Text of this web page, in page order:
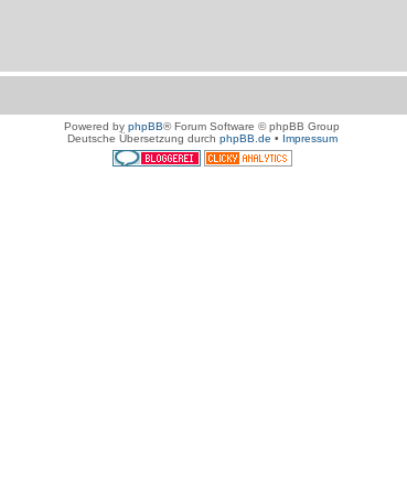
Powered by phpBB® Forum Software © phpBB Group
Deutsche Übersetzung durch phpBB.de • Impressum